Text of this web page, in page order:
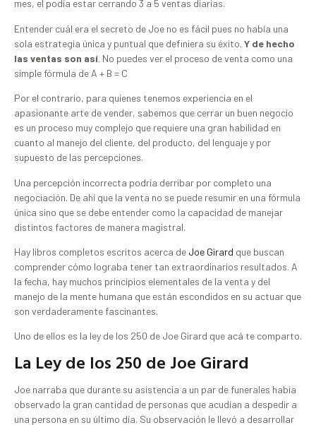
mes, el podía estar cerrando 3 a 5 ventas diarias.
Entender cuál era el secreto de Joe no es fácil pues no había una
sola estrategia única y puntual que definiera su éxito. Y de hecho
las ventas son así. No puedes ver el proceso de venta como una
simple fórmula de A + B = C
Por el contrario, para quienes tenemos experiencia en el
apasionante arte de vender, sabemos que cerrar un buen negocio
es un proceso muy complejo que requiere una gran habilidad en
cuanto al manejo del cliente, del producto, del lenguaje y por
supuesto de las percepciones.
Una percepción incorrecta podría derribar por completo una
negociación. De ahí que la venta no se puede resumir en una fórmula
única sino que se debe entender como la capacidad de manejar
distintos factores de manera magistral.
Hay libros completos escritos acerca de Joe Girard que buscan
comprender cómo lograba tener tan extraordinarios resultados. A
la fecha, hay muchos principios elementales de la venta y del
manejo de la mente humana que están escondidos en su actuar que
son verdaderamente fascinantes.
Uno de ellos es la ley de los 250 de Joe Girard que acá te comparto.
La Ley de los 250 de Joe Girard
Joe narraba que durante su asistencia a un par de funerales había
observado la gran cantidad de personas que acudían a despedir a
una persona en su último día. Su observación le llevó a desarrollar